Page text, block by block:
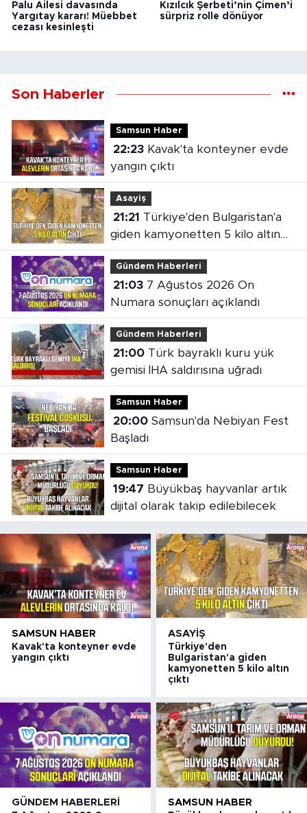
Palu Ailesi davasında
Yargıtay kararı! Müebbet
cezası kesinleşti
Kızılcık Şerbeti’nin Çimen’i
sürpriz rolle dönüyor
Son Haberler
Samsun Haber
22:23Kavak'ta konteyner evde
yangın çıktı
Asayiş
21:21
giden kamyonetten 5 kilo altın
çıktı
Gündem Haberleri
21:037 Ağustos 2026 On
Numara sonuçları açıklandı
Gündem Haberleri
21:00Türk bayraklı kuru yük
gemisi İHA saldırısına uğradı
Samsun Haber
20:00Samsun'da Nebiyan Fest
Başladı
Samsun Haber
19:47
dijital olarak takip edilebilecek
SAMSUN HABER
Kavak'ta konteyner evde
yangın çıktı
ASAYIŞ
Türkiye'den
Bulgaristan'a giden
kamyonetten 5 kilo altın
çıktı
GÜNDEM HABERLERI SAMSUN HABER